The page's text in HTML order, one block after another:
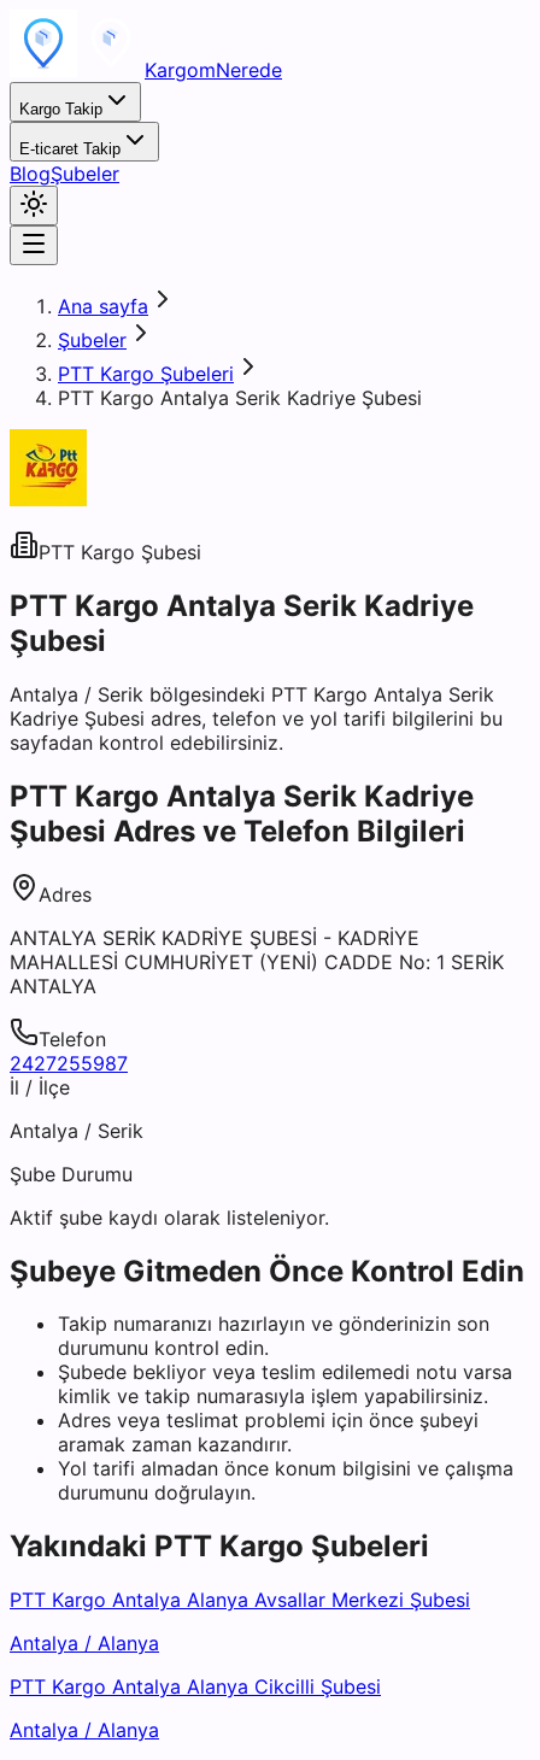
KargomNerede
Kargo Takip
E-ticaret Takip
BlogŞubeler
Ana sayfa
Şubeler
PTT Kargo Şubeleri
PTT Kargo Antalya Serik Kadriye Şubesi
PTT Kargo Şubesi
PTT Kargo Antalya Serik Kadriye
Şubesi
Antalya / Serik bölgesindeki PTT Kargo Antalya Serik
Kadriye Şubesi adres, telefon ve yol tarifi bilgilerini bu
sayfadan kontrol edebilirsiniz.
PTT Kargo Antalya Serik Kadriye
Şubesi Adres ve Telefon Bilgileri
Adres
ANTALYA SERİK KADRİYE ŞUBESİ - KADRİYE
MAHALLESİ CUMHURİYET (YENİ) CADDE No: 1 SERİK
ANTALYA
Telefon
2427255987
İl / İlçe
Antalya / Serik
Şube Durumu
Aktif şube kaydı olarak listeleniyor.
Şubeye Gitmeden Önce Kontrol Edin
Takip numaranızı hazırlayın ve gönderinizin son
durumunu kontrol edin.
Şubede bekliyor veya teslim edilemedi notu varsa
kimlik ve takip numarasıyla işlem yapabilirsiniz.
Adres veya teslimat problemi için önce şubeyi
aramak zaman kazandırır.
Yol tarifi almadan önce konum bilgisini ve çalışma
durumunu doğrulayın.
Yakındaki PTT Kargo Şubeleri
PTT Kargo Antalya Alanya Avsallar Merkezi Şubesi
Antalya / Alanya
PTT Kargo Antalya Alanya Cikcilli Şubesi
Antalya / Alanya